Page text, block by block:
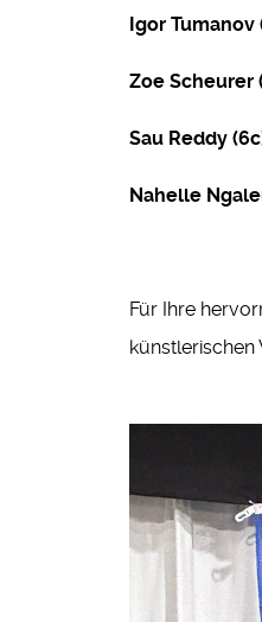
Igor Tumanov
Zoe Scheurer
Sau Reddy
Nahelle
Für Ihre
künstlerischen